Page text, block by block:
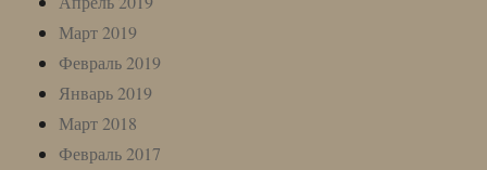
Март 2019
Февраль 2019
Январь 2019
Март 2018
Февраль 2017